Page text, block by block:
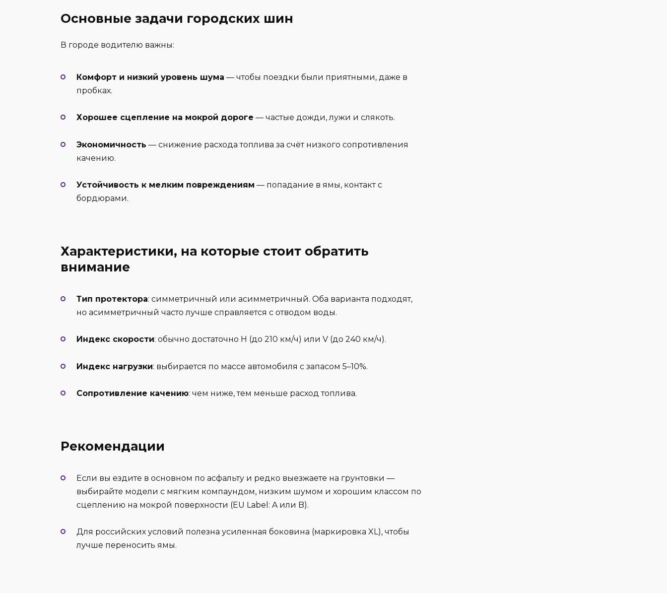
Основные задачи городских шин
В городе водителю важны:
Комфорт и низкий уровень шума — чтобы поездки были приятными, даже в
пробках.
Хорошее сцепление на мокрой дороге — частые дожди, лужи и слякоть.
Экономичность — снижение расхода топлива за счёт низкого сопротивления
качению.
Устойчивость к мелким повреждениям — попадание в ямы, контакт с
бордюрами.
Характеристики, на которые стоит обратить
внимание
Тип протектора: симметричный или асимметричный. Оба варианта подходят,
но асимметричный часто лучше справляется с отводом воды.
Индекс скорости: обычно достаточно H (до 210 км/ч) или V (до 240 км/ч).
Индекс нагрузки: выбирается по массе автомобиля с запасом 5–10%.
Сопротивление качению: чем ниже, тем меньше расход топлива.
Рекомендации
Если вы ездите в основном по асфальту и редко выезжаете на грунтовки —
выбирайте модели с мягким компаундом, низким шумом и хорошим классом по
сцеплению на мокрой поверхности (EU Label: A или B).
Для российских условий полезна усиленная боковина (маркировка XL), чтобы
лучше переносить ямы.